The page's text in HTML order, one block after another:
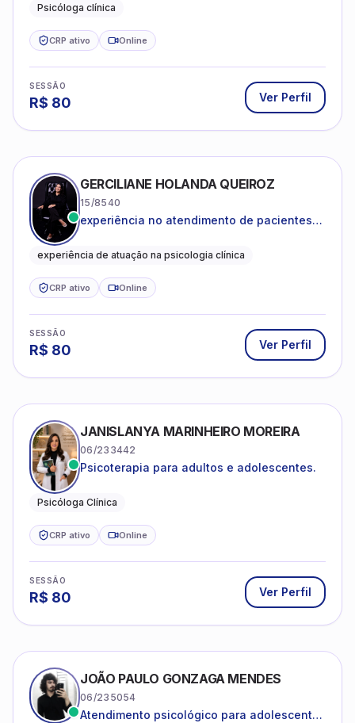
Psicóloga clínica
CRP ativo Online
SESSÃO
R$ 80 Ver Perfil
GERCILIANE HOLANDA QUEIROZ
15/8540
experiência no atendimento de pacientes
catastróficos e comportamentos
experiência de atuação na psicologia clínica
CRP ativo Online
SESSÃO
R$ 80 Ver Perfil
JANISLANYA MARINHEIRO MOREIRA
06/233442
Psicoterapia para adultos e adolescentes.
Psicóloga Clínica
CRP ativo Online
SESSÃO
R$ 80 Ver Perfil
JOÃO PAULO GONZAGA MENDES
06/235054
Atendimento psicológico para adolescentes